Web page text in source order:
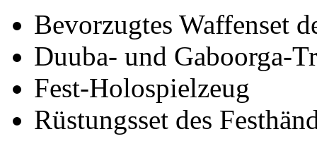
Bevorzugtes Waffenset
Duuba- und Gaboorga-
Fest-Holospielzeug
Rüstungsset des